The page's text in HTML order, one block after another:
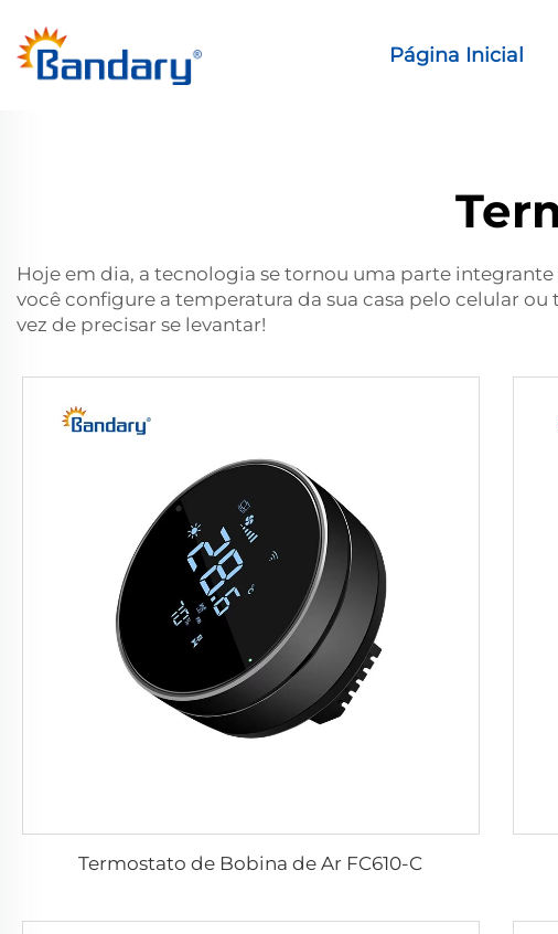
Página Inicial
Hoje em dia, a tecnologia se tornou uma parte
você configure a temperatura da sua casa pelo celular
vez de precisar se levantar!
Termostato de Bobina de Ar FC610-C